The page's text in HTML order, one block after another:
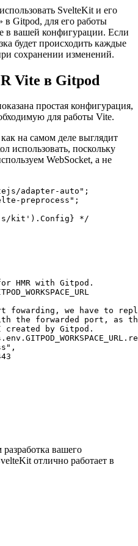
SvelteKit и его
в Gitpod, для его работы
будет происходить каждые
сохранении изменений.
Vite в Gitpod
простая конфигурация,
для работы Vite.
на самом деле выглядит
WebSocket, а не
adapter-auto";
preprocess";
kit').Config} */
HMR with Gitpod.
fowarding, we have to
the forwarded port, as
by Gitpod.
отлично работает в